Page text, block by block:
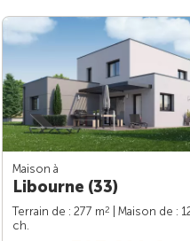
Maison à
Libourne (33)
Terrain de : 277 m2 | Maison de :
ch.